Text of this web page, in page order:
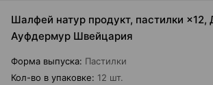
Шалфей натур продукт, пастилки ×12,
Ауфдермур Швейцария
Форма выпуска: Пастилки
Кол-во в упаковке: 12 шт.